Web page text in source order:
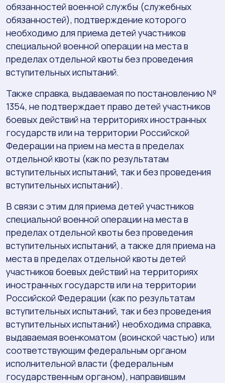
обязанностей военной службы (служебных
обязанностей), подтверждение которого
необходимо для приема детей участников
специальной военной операции на места в
пределах отдельной квоты без проведения
вступительных испытаний.
Также справка, выдаваемая по постановлению №
1354, не подтверждает право детей участников
боевых действий на территориях иностранных
государств или на территории Российской
Федерации на прием на места в пределах
отдельной квоты (как по результатам
вступительных испытаний, так и без проведения
вступительных испытаний).
В связи с этим для приема детей участников
специальной военной операции на места в
пределах отдельной квоты без проведения
вступительных испытаний, а также для приема на
места в пределах отдельной квоты детей
участников боевых действий на территориях
иностранных государств или на территории
Российской Федерации (как по результатам
вступительных испытаний, так и без проведения
вступительных испытаний) необходима справка,
выдаваемая военкоматом (воинской частью) или
соответствующим федеральным органом
исполнительной власти (федеральным
государственным органом), направившим